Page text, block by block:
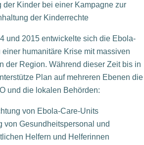
der Kinder bei einer Kampagne zur
der Kinderrechte
und 2015 entwickelte sich die Ebola-
einer humanitäre Krise mit massiven
der Region. Während dieser Zeit bis in
Plan auf mehreren Ebenen die
und die lokalen Behörden:
von Ebola-Care-Units
von Gesundheitspersonal und
Helfern und Helferinnen